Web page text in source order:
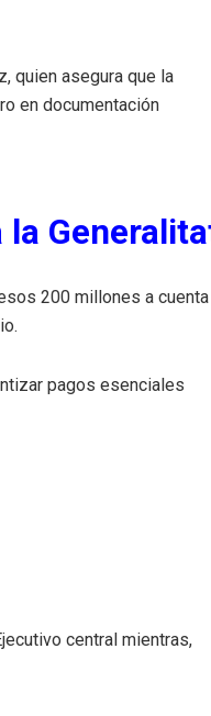
quien asegura que la
en documentación
la
200 millones a cuenta
pagos esenciales
central mientras,